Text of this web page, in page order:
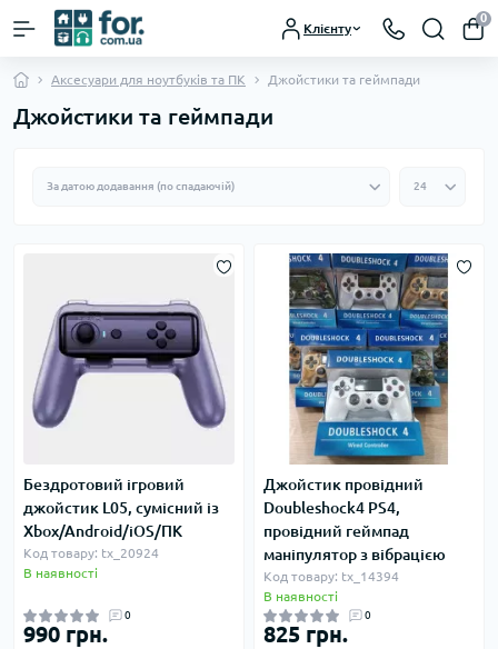
Клієнту
0
Аксесуари для ноутбуків та ПК Джойстики та геймпади
Джойстики та геймпади
Бездротовий ігровий
джойстик L05, сумісний із
Xbox/Android/iOS/ПК
Код товару: tx_20924
В наявності
0
990 грн.
Джойстик провідний
Doubleshock4 PS4,
провідний геймпад
маніпулятор з вібрацією
Код товару: tx_14394
В наявності
0
825 грн.